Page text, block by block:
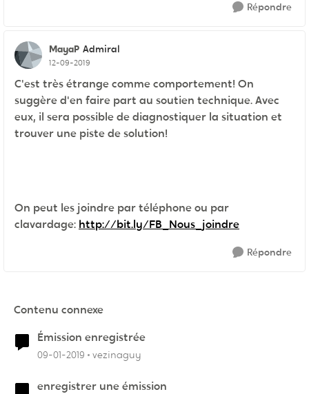
Répondre
MayaP Admiral
12-09-2019
C'est très étrange comme comportement! On
suggère d'en faire part au soutien technique. Avec
eux, il sera possible de diagnostiquer la situation et
trouver une piste de solution!
On peut les joindre par téléphone ou par
clavardage: http://bit.ly/FB_Nous_joindre
Répondre
Contenu connexe
Émission enregistrée
09-01-2019 vezinaguy
enregistrer une émission